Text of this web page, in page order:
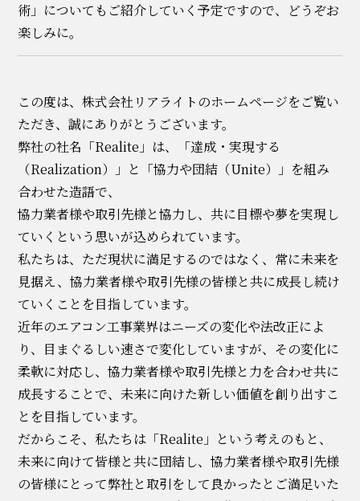
術」についてもご紹介していく予定ですので、どうぞお
楽しみに。
この度は、株式会社リアライトのホームページをご覧い
ただき、誠にありがとうございます。
弊社の社名「Realite」は、「達成・実現する
（Realization）」と「協力や団結（Unite）」を組み
合わせた造語で、
協力業者様や取引先様と協力し、共に目標や夢を実現し
ていくという思いが込められています。
私たちは、ただ現状に満足するのではなく、常に未来を
見据え、協力業者様や取引先様の皆様と共に成長し続け
ていくことを目指しています。
近年のエアコン工事業界はニーズの変化や法改正によ
り、目まぐるしい速さで変化していますが、その変化に
柔軟に対応し、協力業者様や取引先様と力を合わせ共に
成長することで、未来に向けた新しい価値を創り出すこ
とを目指しています。
だからこそ、私たちは「Realite」という考えのもと、
未来に向けて皆様と共に団結し、協力業者様や取引先様
の皆様にとって弊社と取引をして良かったとご満足いた